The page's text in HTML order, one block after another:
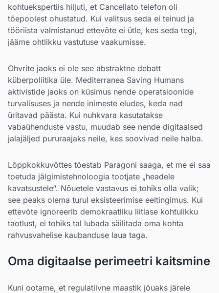
kohtuekspertiis hiljuti, et Cancellato telefon oli
tõepoolest ohustatud. Kui valitsus seda ei teinud ja
tööriista valmistanud ettevõte ei ütle, kes seda tegi,
jääme ohtlikku vastutuse vaakumisse.
Ohvrite jaoks ei ole see abstraktne debatt
küberpoliitika üle. Mediterranea Saving Humans
aktivistide jaoks on küsimus nende operatsioonide
turvalisuses ja nende inimeste eludes, keda nad
üritavad päästa. Kui nuhkvara kasutatakse
vabaühenduste vastu, muudab see nende digitaalsed
jalajäljed pururaajaks neile, kes soovivad neile halba.
Lõppkokkuvõttes tõestab Paragoni saaga, et me ei saa
toetuda jälgimistehnoloogia tootjate „headele
kavatsustele“. Nõuetele vastavus ei tohiks olla valik;
see peaks olema turul eksisteerimise eeltingimus. Kui
ettevõte ignoreerib demokraatliku liitlase kohtulikku
taotlust, ei tohiks tal lubada säilitada oma kohta
rahvusvahelise kaubanduse laua taga.
Oma digitaalse perimeetri kaitsmine
Kuni ootame, et regulatiivne maastik jõuaks järele